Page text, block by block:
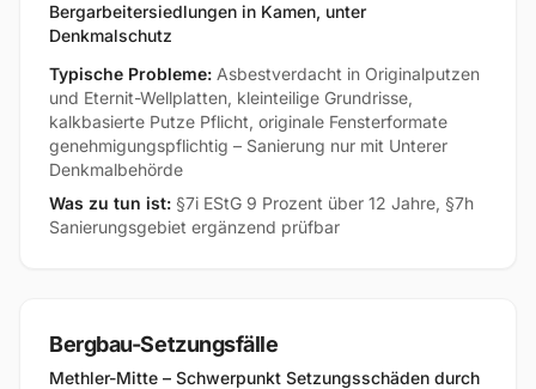
Bergarbeitersiedlungen in Kamen, unter
Denkmalschutz
Typische Probleme: Asbestverdacht in Originalputzen
und Eternit-Wellplatten, kleinteilige Grundrisse,
kalkbasierte Putze Pflicht, originale Fensterformate
genehmigungspflichtig – Sanierung nur mit Unterer
Denkmalbehörde
Was zu tun ist: §7i EStG 9 Prozent über 12 Jahre, §7h
Sanierungsgebiet ergänzend prüfbar
Bergbau-Setzungsfälle
Methler-Mitte – Schwerpunkt Setzungsschäden durch